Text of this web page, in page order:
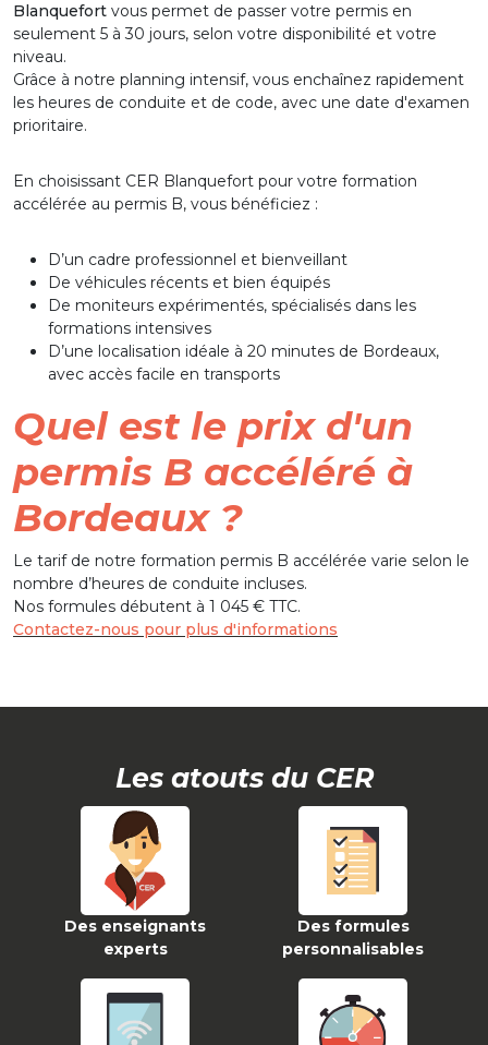
Blanquefort vous permet de passer votre permis en
seulement 5 à 30 jours, selon votre disponibilité et votre
niveau.
Grâce à notre planning intensif, vous enchaînez rapidement
les heures de conduite et de code, avec une date d'examen
prioritaire.
En choisissant CER Blanquefort pour votre formation
accélérée au permis B, vous bénéficiez :
D’un cadre professionnel et bienveillant
De véhicules récents et bien équipés
De moniteurs expérimentés, spécialisés dans les
formations intensives
D’une localisation idéale à 20 minutes de Bordeaux,
avec accès facile en transports
Quel est le prix d'un
permis B accéléré à
Bordeaux ?
Le tarif de notre formation permis B accélérée varie selon le
nombre d’heures de conduite incluses.
Nos formules débutent à 1 045 € TTC.
Contactez-nous pour plus d'informations
Les atouts du CER
Des enseignants
experts
Des formules
personnalisables